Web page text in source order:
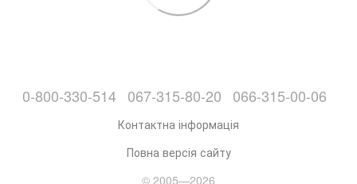
0-800-330-514 067-315-80-20 066-315-00-06
Контактна інформація
Повна версія сайту
© 2005—2026